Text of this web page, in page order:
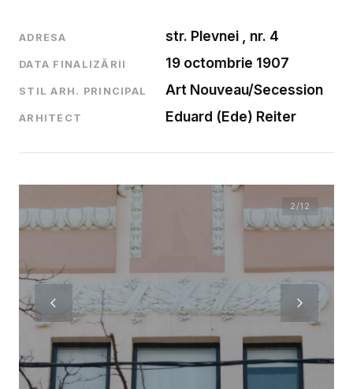
ADRESA str. Plevnei , nr. 4
DATA FINALIZĂRII 19 octombrie 1907
STIL ARH. PRINCIPAL Art Nouveau/Secession
ARHITECT Eduard (Ede) Reiter
2/12